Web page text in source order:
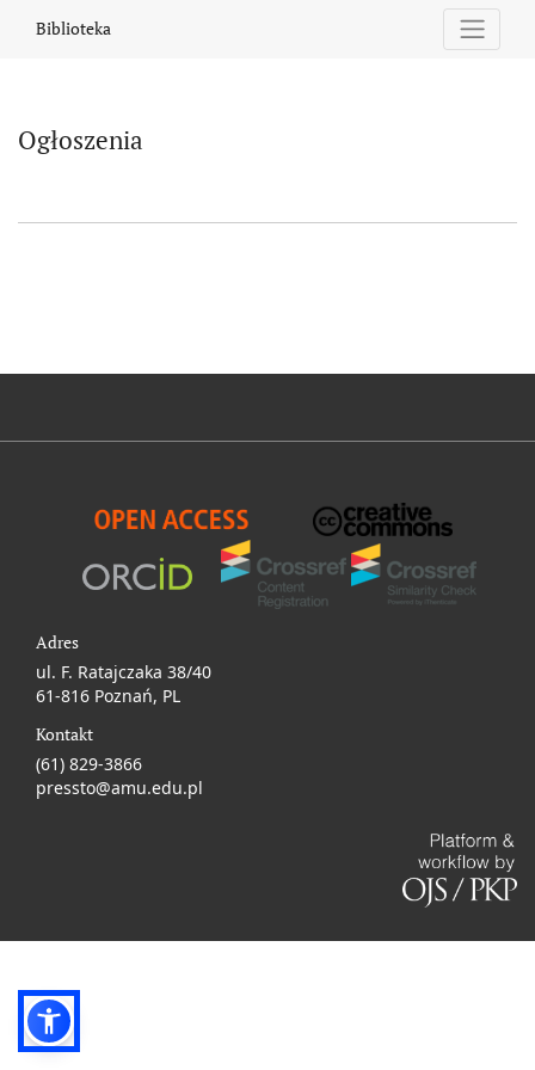
Ogłoszenia
Biblioteka
Ogłoszenia
Adres
ul. F. Ratajczaka 38/40
61-816 Poznań, PL
Kontakt
(61) 829-3866
pressto@amu.edu.pl